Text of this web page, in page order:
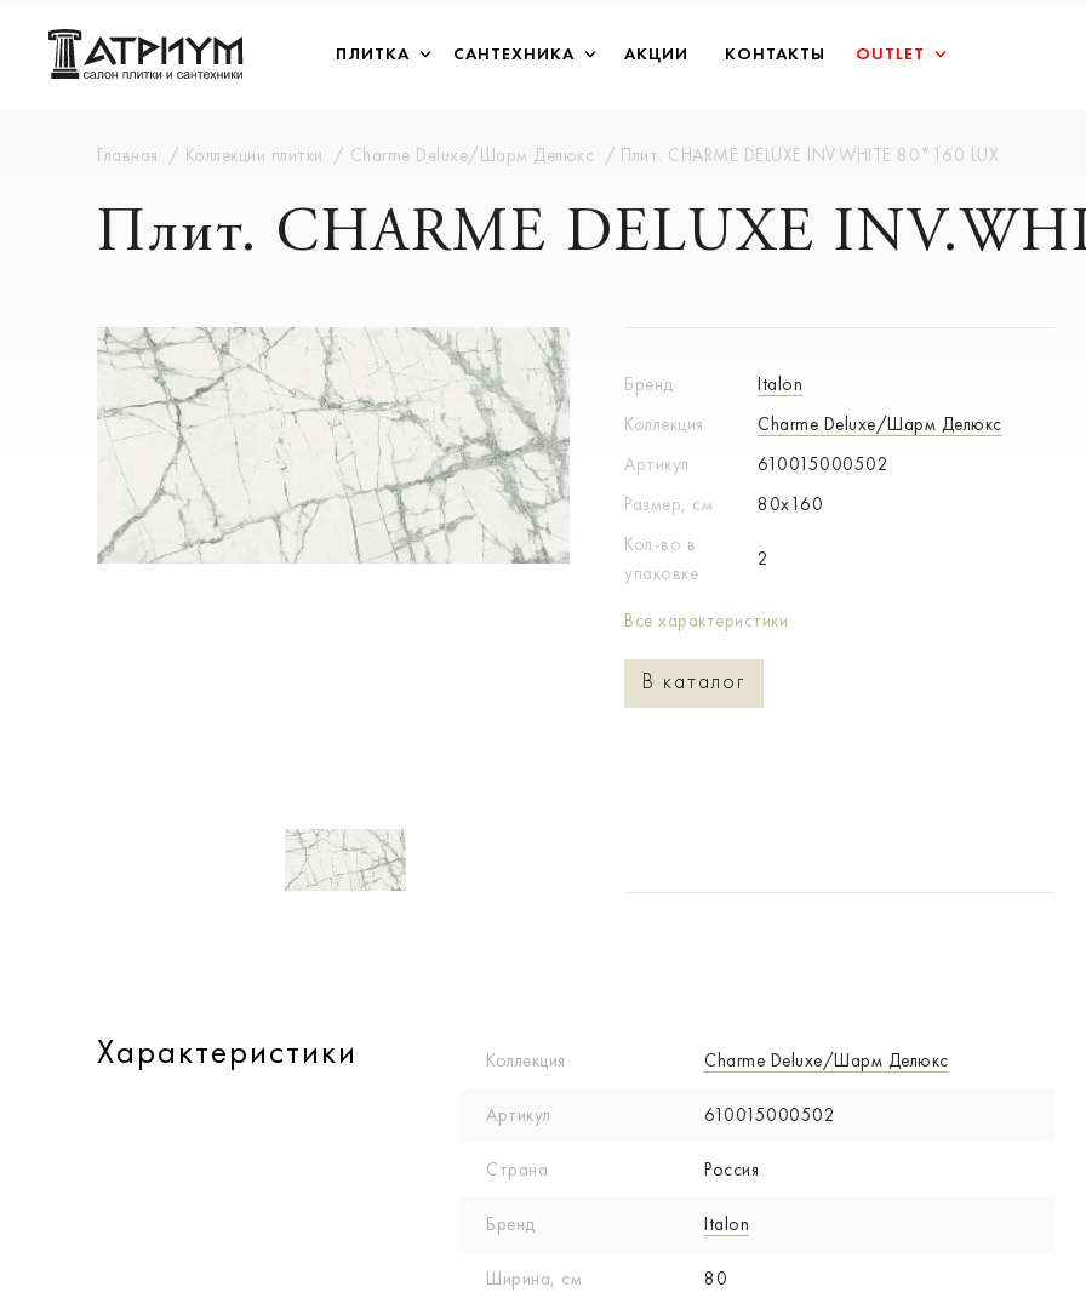
ПЛИТКА САНТЕХНИКА АКЦИИ КОНТАКТЫ OUTLET
Главная Коллекции плитки Charme Deluxe/Шарм Делюкс Плит. CHARME DELUXE INV.WHITE 80*160 LUX
Плит. CHARME DELUXE
Бренд
Italon
Коллекция
Charme Deluxe/Шарм Делюкс
Артикул
610015000502
Размер, см
80x160
Кол-во в
упаковке
2
Все характеристики
В каталог
Характеристики Коллекция Charme Deluxe/Шарм Делюкс
Артикул 610015000502
Страна Россия
Бренд Italon
Ширина, см 80